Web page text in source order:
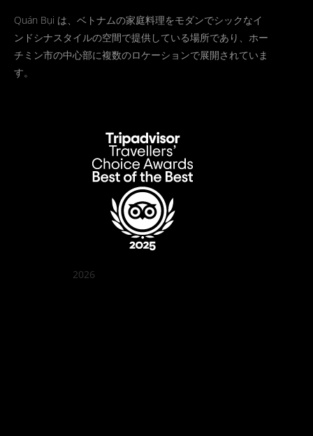
Quán Bụi は、ベトナムの家庭料理をモダンでシックなイ
ンドシナスタイルの空間で提供している場所であり、ホー
チミン市の中心部に複数のロケーションで展開されていま
す。
2026